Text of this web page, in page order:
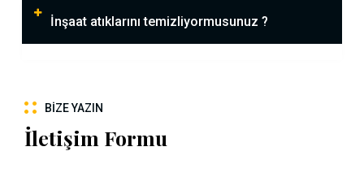
İnşaat atıklarını temizliyormusunuz ?
BIZE YAZIN
İletişim Formu